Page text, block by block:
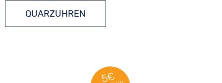
QUARZUHREN
5€